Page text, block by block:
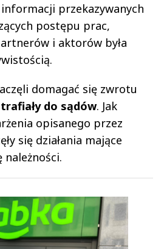
przekazywanych
postępu prac,
i aktorów była
domagać się zwrotu
do sądów. Jak
opisanego przez
się działania mające